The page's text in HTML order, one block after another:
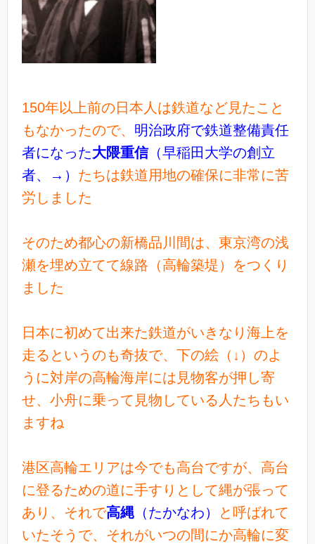
150年以上前の日本人は鉄道など見たこと
もなかったので、 明治政府で鉄道整備責任
者になった大隈重信（早稲田大学の創立
者、→） たちは鉄道用地の確保に非常に苦
労しました
そのため都心の新橋品川間は、東京湾の浅
瀬を埋め立てて線路（高輪築堤）をつくり
ました
日本に初めて出来た鉄道がいきなり海上を
走るというのも奇抜で、下の絵（↓）のよ
うに対岸の高輪海岸には見物客が押し寄
せ、小舟に乗って見物している人たちもい
ますね
港区高輪エリアは今でも高台ですが、高台
に登るための道に手すりとして縄が張って
あり、それで高縄 （たかなわ）
と呼ばれて
いたそうで、それがいつの間にか高輪に変